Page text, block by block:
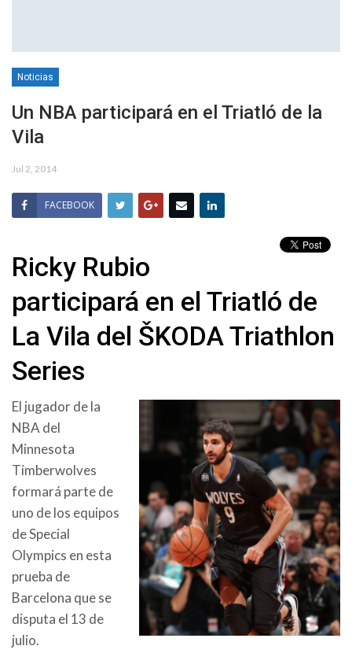
Noticias
Un NBA participará en el Triatló de la
Vila
Jul 2, 2014
FACEBOOK
Ricky Rubio
participará en el Triatló de
La Vila del ŠKODA Triathlon
Series
El jugador de la
NBA del
Minnesota
Timberwolves
formará parte de
uno de los equipos
de Special
Olympics en esta
prueba de
Barcelona que se
disputa el 13 de
julio.